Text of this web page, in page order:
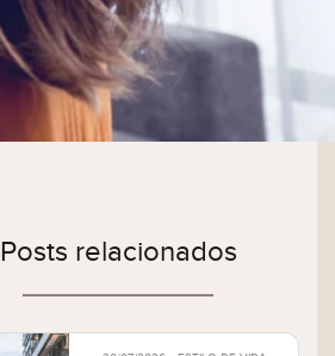
Posts relacionados